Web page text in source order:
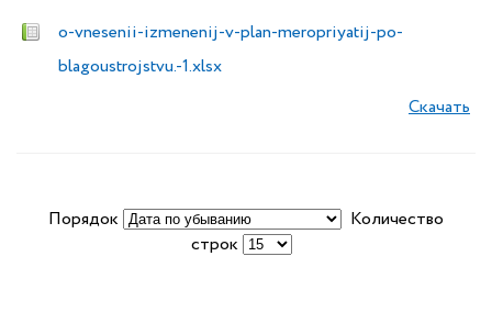
o-vnesenii-izmenenij-v-plan-meropriyatij-po-
blagoustrojstvu.-1.xlsx
Скачать
Порядок
Количество
строк